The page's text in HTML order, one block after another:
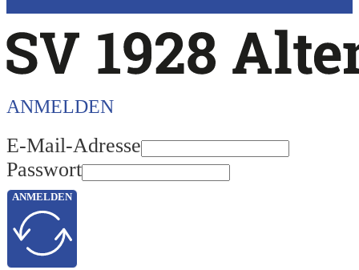
ANMELDEN
E-Mail-Adresse
Passwort
ANMELDEN